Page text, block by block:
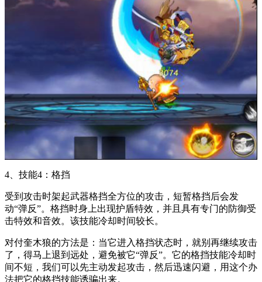
4、技能4：格挡
受到攻击时架起武器格挡全方位的攻击，短暂格挡后会发
动“弹反”。格挡时身上出现护盾特效，并且具有专门的防御受
击特效和音效。该技能冷却时间较长。
对付奎木狼的方法是：当它进入格挡状态时，就别再继续攻击
了，得马上退到远处，避免被它“弹反”。它的格挡技能冷却时
间不短，我们可以先主动发起攻击，然后迅速闪避，用这个办
法把它的格挡技能诱骗出来。